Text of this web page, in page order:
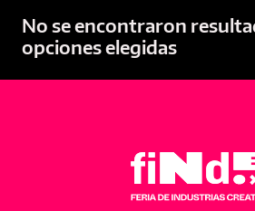
No se encontraron
opciones elegidas